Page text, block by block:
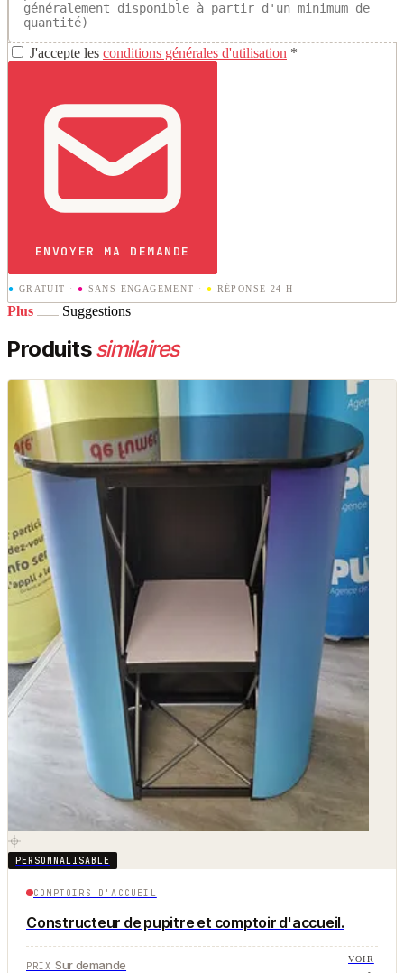
J'accepte les conditions générales d'utilisation *
ENVOYER MA DEMANDE
● GRATUIT · ● SANS ENGAGEMENT · ● RÉPONSE 24 H
Plus Suggestions
Produitssimilaires
PERSONNALISABLE
COMPTOIRS D'ACCUEIL
Constructeur de pupitre et comptoir d'accueil.
PRIX Sur demande VOIR